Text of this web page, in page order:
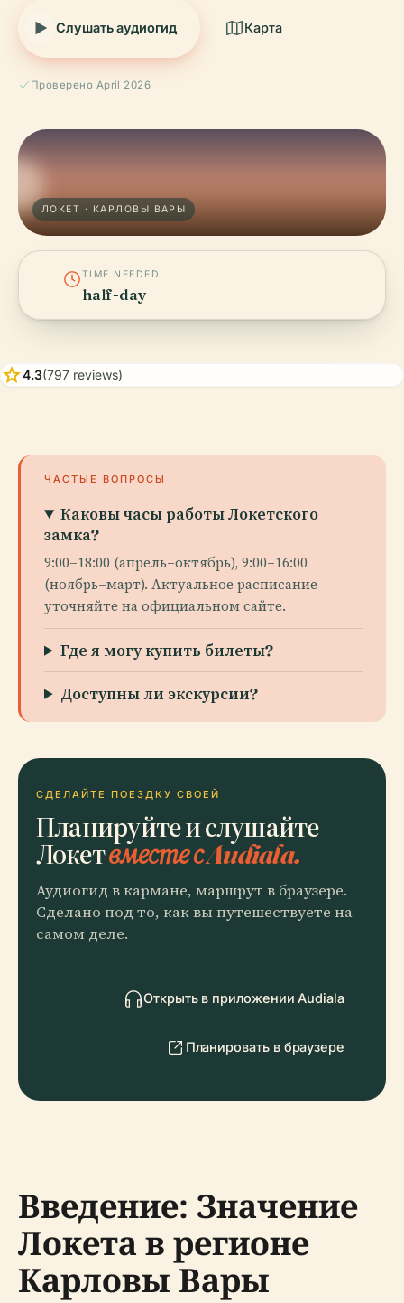
Слушать аудиогид Карта
Проверено April 2026
ЛОКЕТ · КАРЛОВЫ ВАРЫ
TIME NEEDED
half-day
star4.3(797 reviews)
ЧАСТЫЕ ВОПРОСЫ
Каковы часы работы Локетского
замка?
9:00–18:00 (апрель–октябрь), 9:00–16:00
(ноябрь–март). Актуальное расписание
уточняйте на официальном сайте.
Где я могу купить билеты?
Доступны ли экскурсии?
СДЕЛАЙТЕ ПОЕЗДКУ СВОЕЙ
Планируйте и слушайте
Локетвместе с Audiala.
Аудиогид в кармане, маршрут в браузере.
Сделано под то, как вы путешествуете на
самом деле.
Открыть в приложении Audiala
Планировать в браузере
Введение: Значение
Локета в регионе
Карловы Вары